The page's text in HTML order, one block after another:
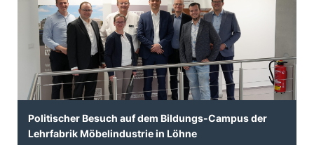
Politischer Besuch auf dem Bildungs-Campus der
Lehrfabrik Möbelindustrie in Löhne